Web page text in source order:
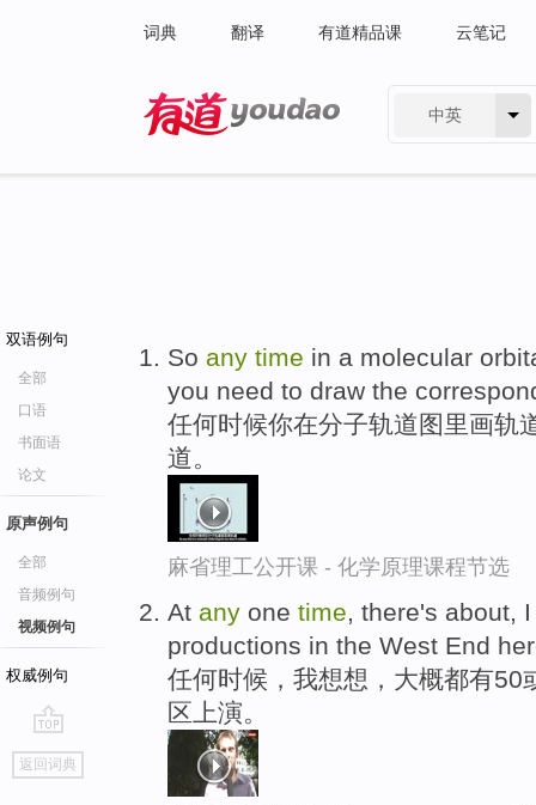
词典 翻译 有道精品课 云笔记
中英
双语例句
全部
口语
书面语
论文
原声例句
全部
音频例句
视频例句
权威例句
go
top
返回词典
So any time in a molecular
you need to draw the
任何时候你在分子轨道图里画轨
道。
麻省理工公开课 - 化学原理课程节选
At any one time, there's about,
productions in the West End
任何时候，我想想，大概都有
区上演。